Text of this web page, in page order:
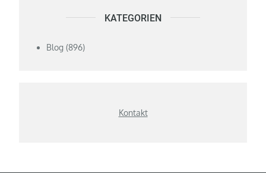
KATEGORIEN
Blog (896)
Kontakt